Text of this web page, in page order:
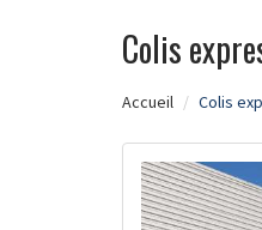
Colis
Accueil Colis